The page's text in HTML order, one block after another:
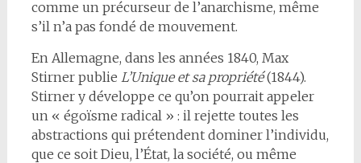
comme un précurseur de l’anarchisme, même
s’il n’a pas fondé de mouvement.
En Allemagne, dans les années 1840, Max
Stirner publie L’Unique et sa propriété(1844).
Stirner y développe ce qu’on pourrait appeler
un « égoïsme radical » : il rejette toutes les
abstractions qui prétendent dominer l’individu,
que ce soit Dieu, l’État, la société, ou même